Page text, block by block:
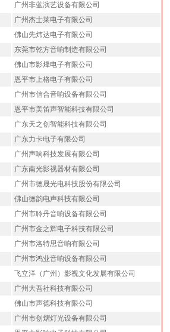
广州非蓝演艺设备有限公司
广州杰士莱电子有限公司
佛山先炜达电子有限公司
东莞市乾方音响制造有限公司
佛山市影烽电子有限公司
恩平市上格电子有限公司
广州市信合音响设备有限公司
恩平市美笛声智能科技有限公司
广东天之创智能科技有限公司
广东力卡电子有限公司
广州声响科技发展有限公司
广东南光影视器材有限公司
广州市德晟光电科技股份有限公司
佛山德韵电声科技有限公司
广州市聆丹音响设备有限公司
广州市金之辉电子科技有限公司
广州市洛特思音响有限公司
广州市鸿业音响设备有限公司
飞立洋（广州）影视文化发展有限公司
广州大吾社科技有限公司
佛山市声德科技有限公司
广州市创熠灯光设备有限公司